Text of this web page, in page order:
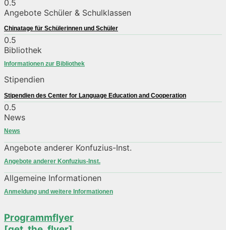
Angebote Schüler & Schulklassen
Chinatage für Schülerinnen und Schüler
Bibliothek
Informationen zur Bibliothek
Stipendien
Stipendien des Center for Language Education and Cooperation
News
News
Angebote anderer Konfuzius-Inst.
Angebote anderer Konfuzius-Inst.
Allgemeine Informationen
Anmeldung und weitere Informationen
Programmflyer